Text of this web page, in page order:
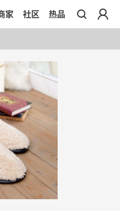
家 社区 热品